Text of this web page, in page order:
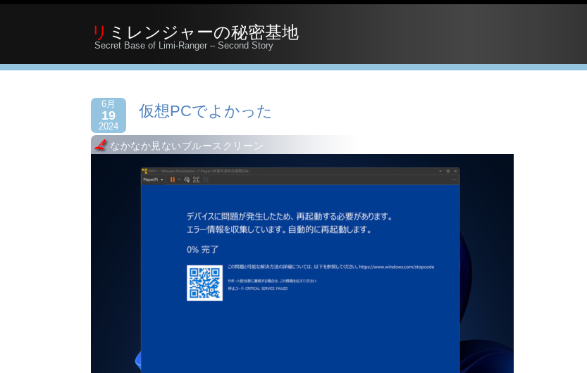
リミレンジャーの秘密基地
Secret Base of Limi-Ranger – Second Story
6月
19
2024
仮想PCでよかった
なかなか見ないブルースクリーン